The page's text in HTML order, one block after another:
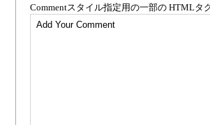
Commentスタイル指定用の一部の HTMLタ